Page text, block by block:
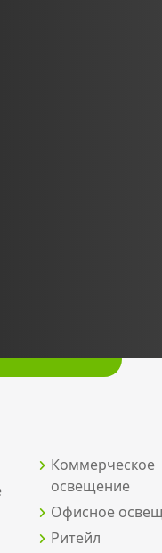
Коммерческое
освещение
Офисное
Ритейл